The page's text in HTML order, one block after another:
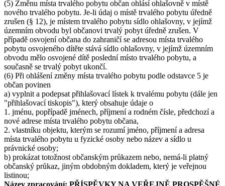
(5) Změnu místa trvalého pobytu občan ohlásí ohlašovně v místě
nového trvalého pobytu. Je-li údaj o místě trvalého pobytu úředně
zrušen (§ 12), je místem trvalého pobytu sídlo ohlašovny, v jejímž
územním obvodu byl občanovi trvalý pobyt úředně zrušen. V
případě osvojení občana do zahraničí se adresou místa trvalého
pobytu osvojeného dítěte stává sídlo ohlašovny, v jejímž územním
obvodu mělo osvojené dítě poslední místo trvalého pobytu, a
současně se trvalý pobyt ukončí.
(6) Při ohlášení změny místa trvalého pobytu podle odstavce 5 je
občan povinen
a) vyplnit a podepsat přihlašovací lístek k trvalému pobytu (dále jen
"přihlašovací tiskopis"), který obsahuje údaje o
1. jménu, popřípadě jménech, příjmení a rodném čísle, předchozí a
nové adrese místa trvalého pobytu občana,
2. vlastníku objektu, kterým se rozumí jméno, příjmení a adresa
místa trvalého pobytu u fyzické osoby nebo název a sídlo u
právnické osoby;
b) prokázat totožnost občanským průkazem nebo, nemá-li platný
občanský průkaz, jiným obdobným dokladem, který je veřejnou
listinou;
Název zpracování: PŘÍSPĚVKY NA VEŘEJNĚ PROSPĚŠNÉ